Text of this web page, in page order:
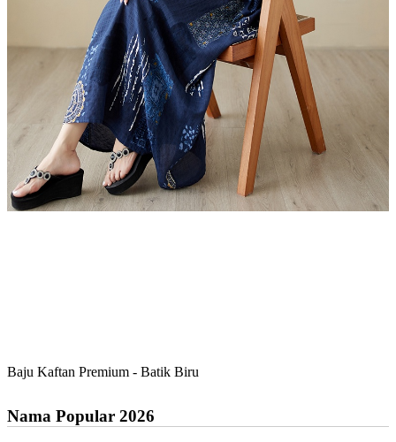
Baju Kaftan Premium - Batik Biru
Nama Popular 2026